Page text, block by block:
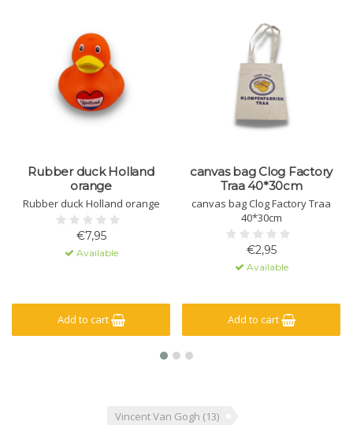
Rubber duck Holland
orange
Rubber duck Holland orange
€7,95
Available
Add to cart
canvas bag Clog Factory
Traa 40*30cm
canvas bag Clog Factory Traa
40*30cm
€2,95
Available
Add to cart
Vincent Van Gogh (13)